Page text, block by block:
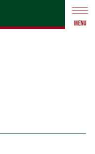
MENU